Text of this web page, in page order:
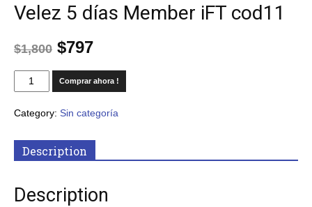
Velez 5 días Member iFT cod11
$1,800 $797
Comprar ahora !
Category: Sin categoría
Description
Description